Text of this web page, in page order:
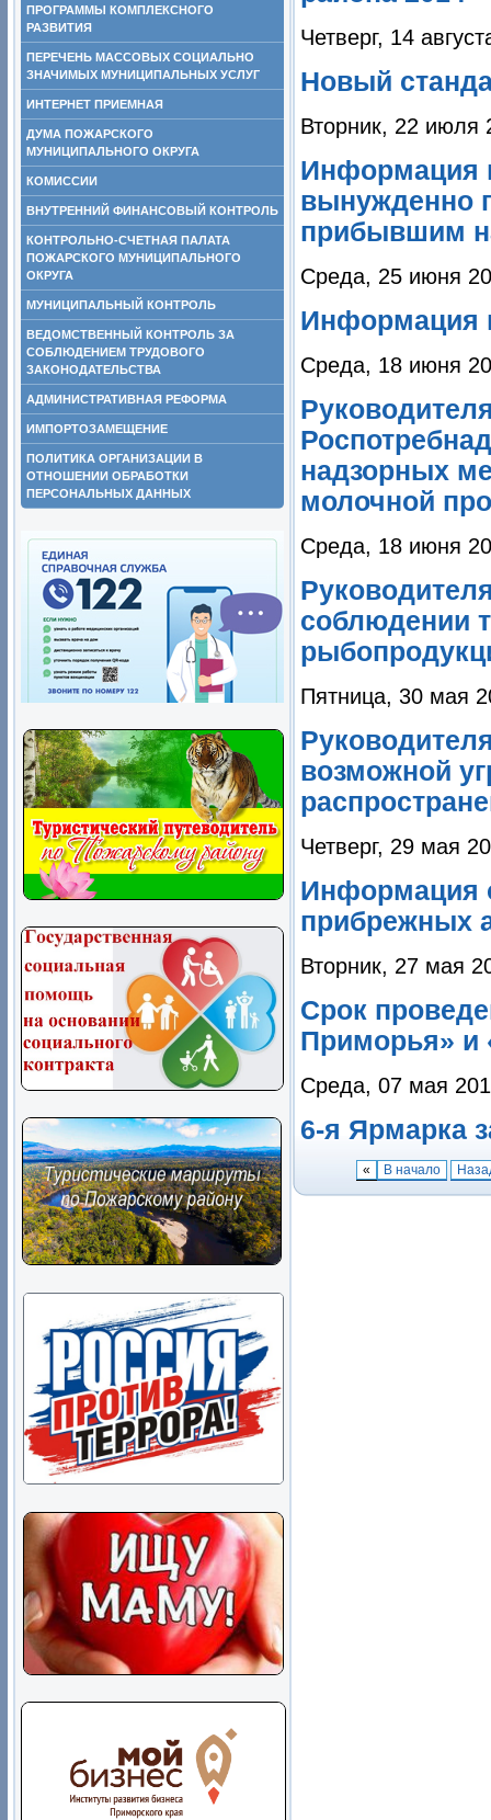
ПРОГРАММЫ КОМПЛЕКСНОГО
РАЗВИТИЯ
ПЕРЕЧЕНЬ МАССОВЫХ СОЦИАЛЬНО
ЗНАЧИМЫХ МУНИЦИПАЛЬНЫХ УСЛУГ
ИНТЕРНЕТ ПРИЕМНАЯ
ДУМА ПОЖАРСКОГО
МУНИЦИПАЛЬНОГО ОКРУГА
КОМИССИИ
ВНУТРЕННИЙ ФИНАНСОВЫЙ КОНТРОЛЬ
КОНТРОЛЬНО-СЧЕТНАЯ ПАЛАТА
ПОЖАРСКОГО МУНИЦИПАЛЬНОГО
ОКРУГА
МУНИЦИПАЛЬНЫЙ КОНТРОЛЬ
ВЕДОМСТВЕННЫЙ КОНТРОЛЬ ЗА
СОБЛЮДЕНИЕМ ТРУДОВОГО
ЗАКОНОДАТЕЛЬСТВА
АДМИНИСТРАТИВНАЯ РЕФОРМА
ИМПОРТОЗАМЕЩЕНИЕ
ПОЛИТИКА ОРГАНИЗАЦИИ В
ОТНОШЕНИИ ОБРАБОТКИ
ПЕРСОНАЛЬНЫХ ДАННЫХ
Четверг, 14
Новый
Вторник, 22 июля
Информация
вынужденно
прибывшим
Среда, 25 июня
Информация
Среда, 18 июня
надзорных
молочной
Среда, 18 июня
соблюдении
Пятница, 30 мая
возможной
Четверг, 29 мая
Информация
прибрежных
Вторник, 27 мая
Срок
Приморья» и
Среда, 07 мая
6-я Ярмарка
« В начало